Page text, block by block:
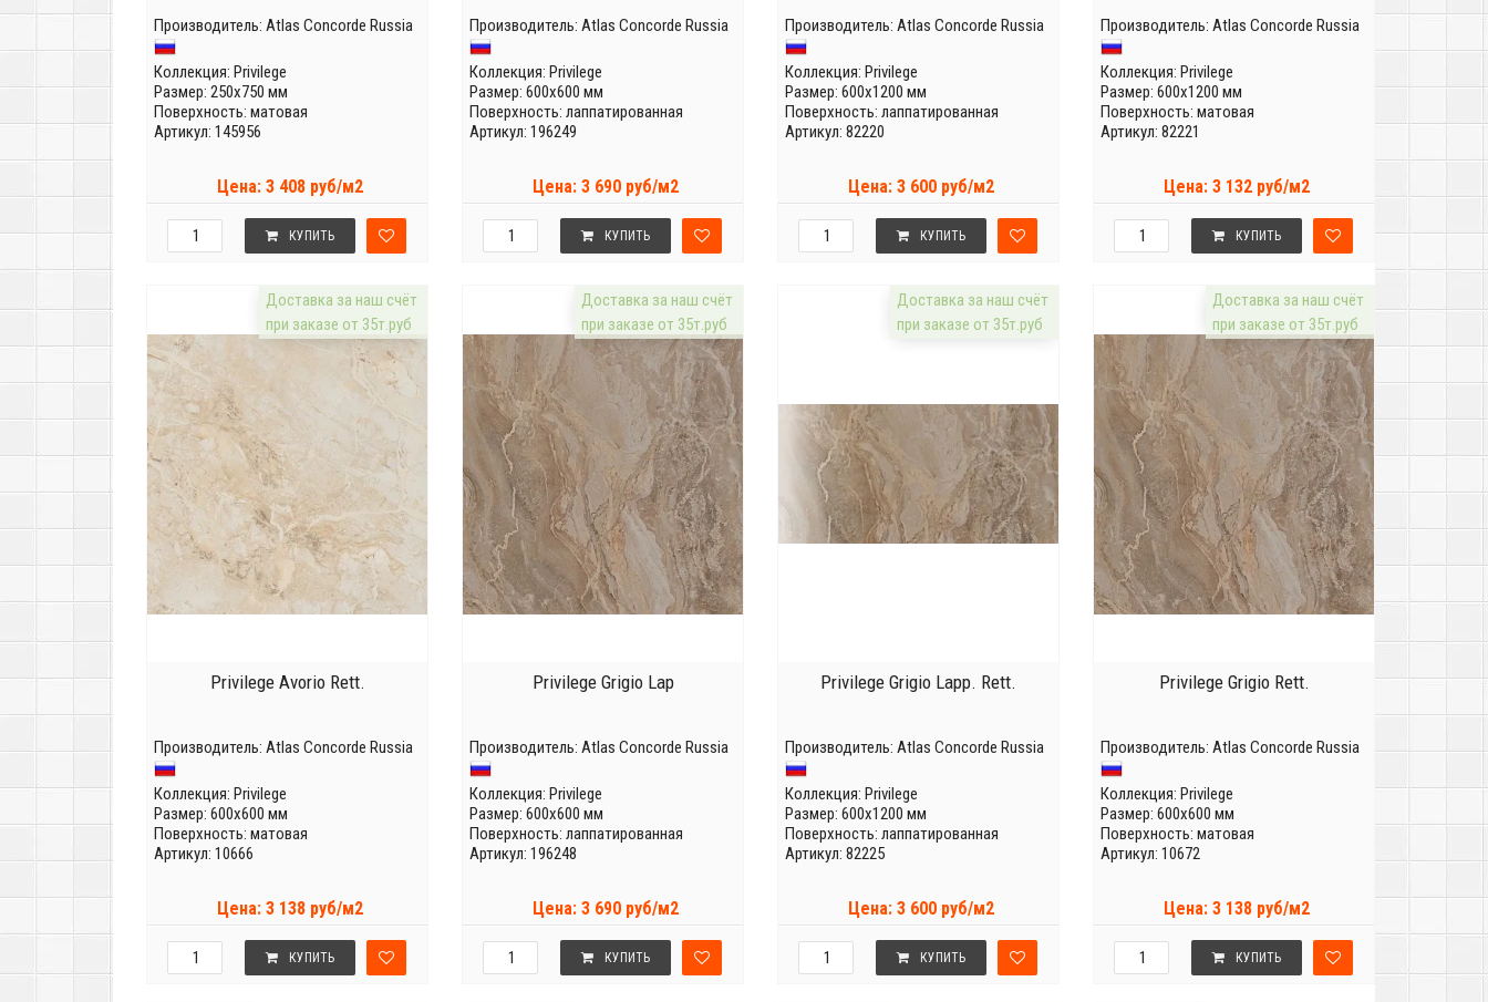
Производитель: Atlas Concorde Russia
Коллекция: Privilege
Размер: 250x750 мм
Поверхность: матовая
Артикул: 145956
Цена: 3 408 руб/м2
КУПИТЬ
Производитель: Atlas Concorde Russia
Коллекция: Privilege
Размер: 600x600 мм
Поверхность: лаппатированная
Артикул: 196249
Цена: 3 690 руб/м2
КУПИТЬ
Производитель: Atlas Concorde Russia
Коллекция: Privilege
Размер: 600x1200 мм
Поверхность: лаппатированная
Артикул: 82220
Цена: 3 600 руб/м2
КУПИТЬ
Производитель: Atlas Concorde Russia
Коллекция: Privilege
Размер: 600x1200 мм
Поверхность: матовая
Артикул: 82221
Цена: 3 132 руб/м2
КУПИТЬ
Доставка за наш счёт
при заказе от 35т.руб
Privilege Avorio Rett.
Производитель: Atlas Concorde Russia
Коллекция: Privilege
Размер: 600x600 мм
Поверхность: матовая
Артикул: 10666
Цена: 3 138 руб/м2
КУПИТЬ
Доставка за наш счёт
при заказе от 35т.руб
Privilege Grigio Lap
Производитель: Atlas Concorde Russia
Коллекция: Privilege
Размер: 600x600 мм
Поверхность: лаппатированная
Артикул: 196248
Цена: 3 690 руб/м2
КУПИТЬ
Доставка за наш счёт
при заказе от 35т.руб
Privilege Grigio Lapp. Rett.
Производитель: Atlas Concorde Russia
Коллекция: Privilege
Размер: 600x1200 мм
Поверхность: лаппатированная
Артикул: 82225
Цена: 3 600 руб/м2
КУПИТЬ
Доставка за наш счёт
при заказе от 35т.руб
Privilege Grigio Rett.
Производитель: Atlas Concorde Russia
Коллекция: Privilege
Размер: 600x600 мм
Поверхность: матовая
Артикул: 10672
Цена: 3 138 руб/м2
КУПИТЬ